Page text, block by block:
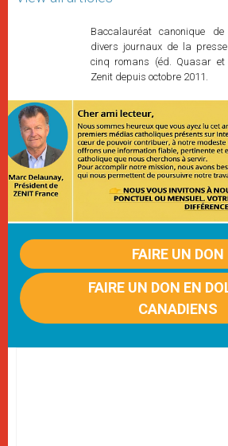
Baccalauréat canonique
divers journaux de la
cinq romans (éd. Quasar
Zenit depuis octobre 2011.
FAIRE UN DON
FAIRE UN DON EN
CANADIENS